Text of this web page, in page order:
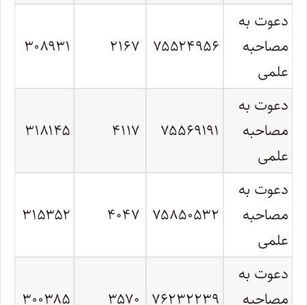
دعوت به
مصاحبه
علمی
۷۵۵۲۴۹۵۶ ۲۱۶۷ ۳۰۸۹۳۱
دعوت به
مصاحبه
علمی
۷۵۵۶۹۱۹۱ ۴۱۱۷ ۳۱۸۱۴۵
دعوت به
مصاحبه
علمی
۷۵۸۵۰۵۳۲ ۴۰۴۷ ۳۱۵۳۵۲
دعوت به
مصاحبه
۷۶۲۳۲۲۳۹ ۳۵۷۰ ۳۰۰۳۸۵